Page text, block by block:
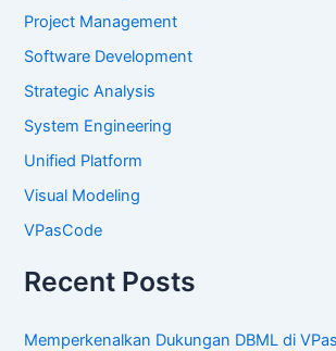
Project Management
Software Development
Strategic Analysis
System Engineering
Unified Platform
Visual Modeling
VPasCode
Recent Posts
Memperkenalkan Dukungan DBML di